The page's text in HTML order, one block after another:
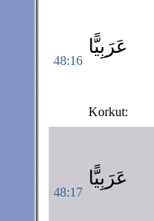
48:16
عَرَبِيًّا
Korkut:
48:17
عَرَبِيًّا